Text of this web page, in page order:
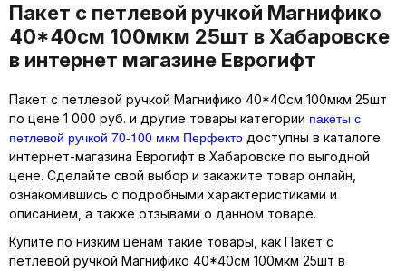
Пакет с петлевой ручкой Магнифико
40*40см 100мкм 25шт в Хабаровске
в интернет магазине Еврогифт
Пакет с петлевой ручкой Магнифико 40*40см 100мкм 25шт
по цене 1 000 руб. и другие товары категории пакеты с
петлевой ручкой 70-100 мкм Перфекто доступны в каталоге
интернет-магазина Еврогифт в Хабаровске по выгодной
цене. Сделайте свой выбор и закажите товар онлайн,
ознакомившись с подробными характеристиками и
описанием, а также отзывами о данном товаре.
Купите по низким ценам такие товары, как Пакет с
петлевой ручкой Магнифико 40*40см 100мкм 25шт в